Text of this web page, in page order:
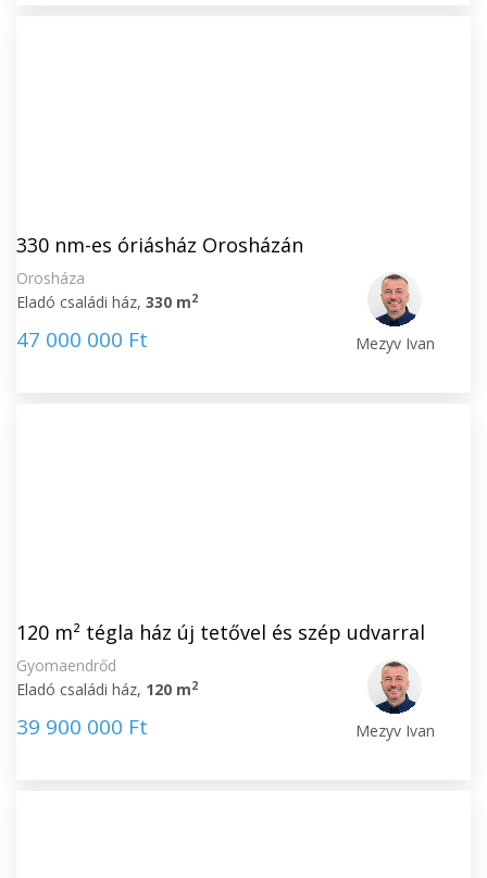
330 nm-es óriásház Orosházán
Orosháza
Eladó családi ház, 330 m2
47 000 000 Ft Mezyv Ivan
120 m² tégla ház új tetővel és szép udvarral
Gyomaendrőd
Eladó családi ház, 120 m2
39 900 000 Ft Mezyv Ivan